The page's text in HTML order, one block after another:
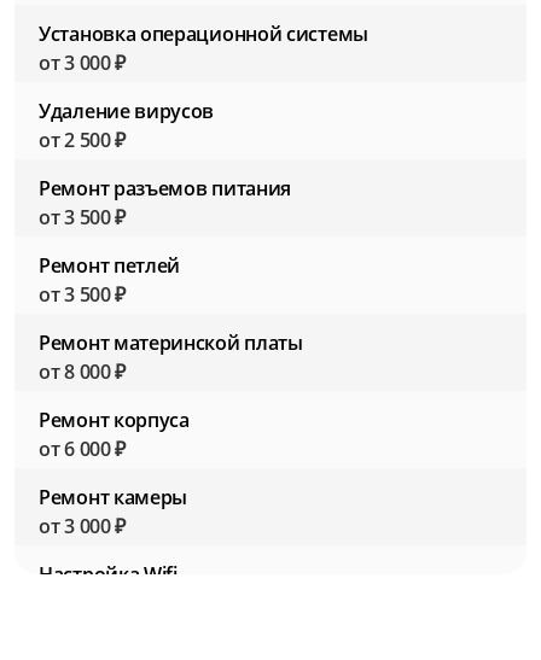
Установка операционной системы
от 3 000 ₽
Удаление вирусов
от 2 500 ₽
Ремонт разъемов питания
от 3 500 ₽
Ремонт петлей
от 3 500 ₽
Ремонт материнской платы
от 8 000 ₽
Ремонт корпуса
от 6 000 ₽
Ремонт камеры
от 3 000 ₽
Настройка Wifi